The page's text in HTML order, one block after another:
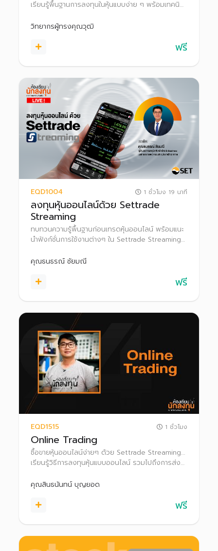
เรียนรู้พื้นฐานการลงทุนในหุ้นแบบง่าย ๆ พร้อมเทคนิค
ตนเอง ไปจนถึงขั้นตอนการซื้อขายหุ้น เพื่อเริ่มต้น
วิทยากรผู้ทรงคุณวุฒิ
ฟรี
EQD1004 1 ชั่วโมง 19 นาที
ลงทุนหุ้นออนไลน์ด้วย Settrade
Streaming
ทบทวนความรู้พื้นฐานก่อนเทรดหุ้นออนไลน์ พร้อมแนะ
นำฟังก์ชั่นการใช้งานต่างๆ ใน Settrade Streaming
คุณธนธรณ์ ชัยมณี
ฟรี
EQD1515 1 ชั่วโมง
Online Trading
ซื้อขายหุ้นออนไลน์ง่ายๆ ด้วย Settrade Streaming...
เรียนรู้วิธีการลงทุนหุ้นแบบออนไลน์ รวมไปถึงการส่ง
Streaming เพื่อใช้เป็นตัวช่วยในการลงทุน
คุณสินธนันทน์ บุญยอด
ฟรี